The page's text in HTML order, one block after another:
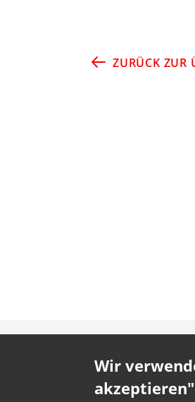
ZURÜCK ZUR
Wir